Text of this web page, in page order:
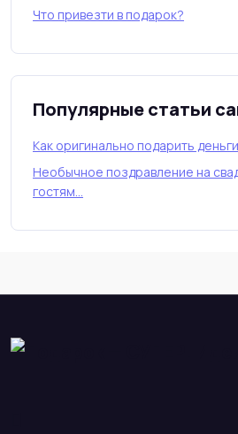
Что привезти в подарок?
Популярные статьи
Как оригинально подарить
Необычное поздравление на
гостям…